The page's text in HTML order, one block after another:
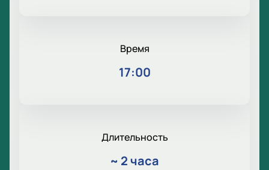
Время
17:00
Длительность
~ 2 часа